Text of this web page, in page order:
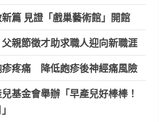
篇 見證「戲巢藝術館」開館
節徵才助求職人迎向新職涯
疹疼痛 降低皰疹後神經痛風險
基金會舉辦「早產兒好棒棒！